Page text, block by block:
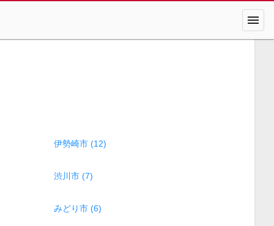
menu
伊勢崎市 (12)
渋川市 (7)
みどり市 (6)